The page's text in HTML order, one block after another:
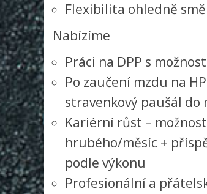
Flexibilita ohledně
Nabízíme
Práci na DPP s
Po zaučení mzdu na
stravenkový paušál do
Kariérní růst –
hrubého/měsíc +
podle výkonu
Profesionální a